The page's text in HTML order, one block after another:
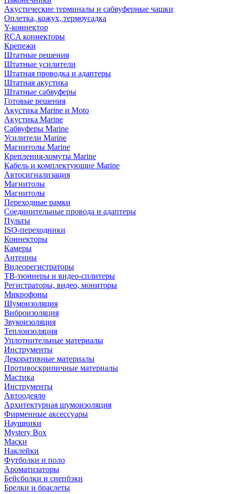
Акустические терминалы и сабвуферные чашки
Оплетка, кожух, термоусадка
Y-коннектор
RCA коннекторы
Крепежи
Штатные решения
Штатные усилители
Штатная проводка и адаптеры
Штатная акустика
Штатные сабвуферы
Готовые решения
Акустика Marine и Moto
Акустика Marine
Сабвуферы Marine
Усилители Marine
Магнитолы Marine
Крепления-хомуты Marine
Кабель и комплектующие Marine
Автосигнализация
Магнитолы
Магнитолы
Переходные рамки
Соединительные провода и адаптеры
Пульты
ISO-переходники
Коннекторы
Камеры
Антенны
Видеорегистраторы
ТВ-тюннеры и видео-сплитеры
Регистраторы, видео, мониторы
Микрофоны
Шумоизоляция
Виброизоляция
Звукоизоляция
Теплоизоляция
Уплотнительные материалы
Инструменты
Декоративные материалы
Противоскрипичные материалы
Мастика
Инструменты
Автоодеяло
Архитектурная шумоизоляция
Фирменные аксессуары
Наушники
Mystery Box
Маски
Наклейки
Футболки и поло
Ароматизаторы
Бейсболки и снепбэки
Брелки и браслеты